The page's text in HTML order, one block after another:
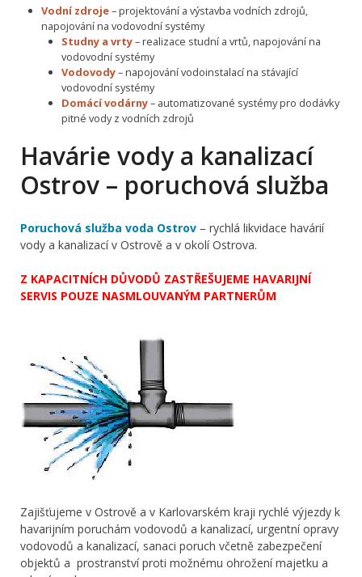
Vodní zdroje– projektování a výstavba vodních zdrojů,
napojování na vodovodní systémy
Studny a vrty– realizace studní a vrtů, napojování na
vodovodní systémy
Vodovody– napojování vodoinstalací na stávající
vodovodní systémy
Domácí vodárny– automatizované systémy pro dodávky
pitné vody z vodních zdrojů
Havárie vody a kanalizací
Ostrov – poruchová služba
Poruchová služba voda Ostrov – rychlá likvidace havárií
vody a kanalizací v Ostrově a v okolí Ostrova.
Z KAPACITNÍCH DŮVODŮ ZASTŘEŠUJEME HAVARIJNÍ
SERVIS POUZE NASMLOUVANÝM PARTNERŮM
Zajišťujeme v Ostrově a v Karlovarském kraji rychlé výjezdy k
havarijním poruchám vodovodů a kanalizací, urgentní opravy
vodovodů a kanalizací, sanaci poruch včetně zabezpečení
objektů a prostranství proti možnému ohrožení majetku a